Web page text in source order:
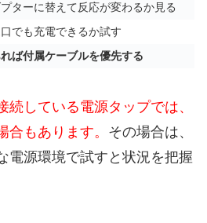
ターに替えて反応が変わるか見る
でも充電できるか試す
ば付属ケーブルを優先する
続している電源タップでは、
合もあります。 その場合は、
電源環境で試すと状況を把握